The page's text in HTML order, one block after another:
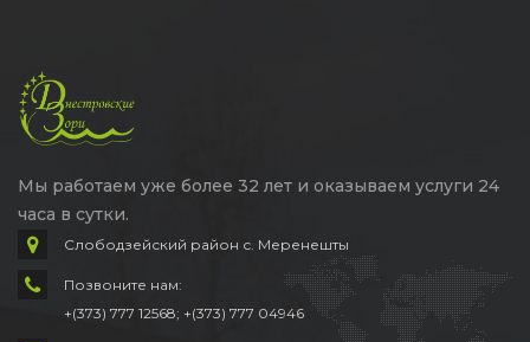
Мы работаем уже более 32 лет и оказываем услуги 24
часа в сутки.
Слободзейский район с. Меренешты
Позвоните нам:
+(373) 777 12568; +(373) 777 04946